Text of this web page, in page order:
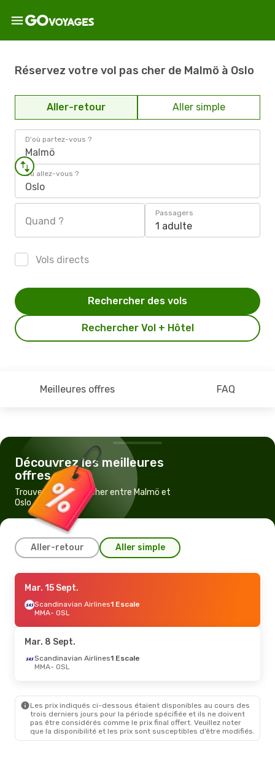
Réservez votre vol pas cher de Malmö à Oslo
Aller-retour Aller simple
D'où partez-vous ?
Malmö
Où allez-vous ?
Oslo
Quand ?
Passagers
1 adulte
Vols directs
Rechercher Vol + Hôtel
Rechercher des vols
Meilleures offres FAQ
Découvrez les meilleures
offres
Trouvez un vol pas cher entre Malmö et
Oslo
Aller-retour Aller simple
Ven. 4 Sept.- Ven. 11 Sept.
Scandinavian Airlines
1 Escale
Scandinavian Airlines
1 Escale
OSL- MMA
Mar. 15 Sept.
Scandinavian Airlines1 Escale
MMA- OSL
Mar. 8 Sept.
Scandinavian Airlines1 Escale
MMA- OSL
Les prix indiqués ci-dessous étaient disponibles au cours des
trois derniers jours pour la période spécifiée et ils ne doivent
pas être considérés comme le prix final offert. Veuillez noter
que la disponibilité et les prix sont susceptibles d’être modifiés.